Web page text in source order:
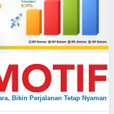
Bikin Perjalanan Tetap Nyaman